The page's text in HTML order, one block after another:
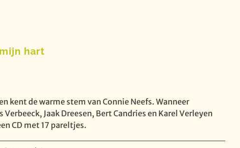
hart
kent de warme stem van Connie Neefs. Wanneer
Jaak Dreesen, Bert Candries en Karel Verleyen
CD met 17 pareltjes.